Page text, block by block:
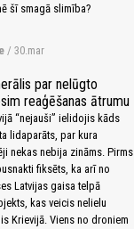
šī smagā slimība?
/ 30.mar
par nelūgto
reaģēšanas ātrumu
“nejauši” ielidojis kāds
lidaparāts, par kura
nekas nebija zināms. Pirms
fiksēts, ka arī no
Latvijas gaisa telpā
kas veicis nelielu
Krievijā. Viens no droniem